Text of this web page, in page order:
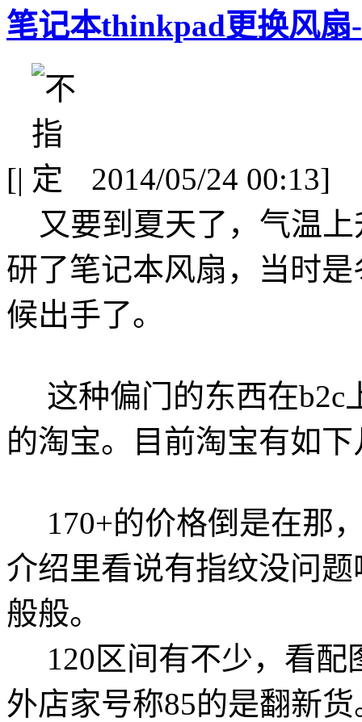
笔记本thinkpad更换风扇
[|
2014/05/24 00:13]
又要到夏天了，气温上
研了笔记本风扇，当时
候出手了。
这种偏门的东西在b2c
的淘宝。目前淘宝有如
170+的价格倒是在那
介绍里看说有指纹没问
般般。
120区间有不少，看配
外店家号称85的是翻新